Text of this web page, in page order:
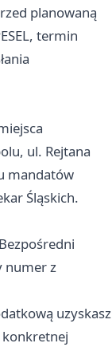
planowaną
termin
ul. Rejtana
mandatów
Śląskich.
Bezpośredni
numer z
uzyskasz